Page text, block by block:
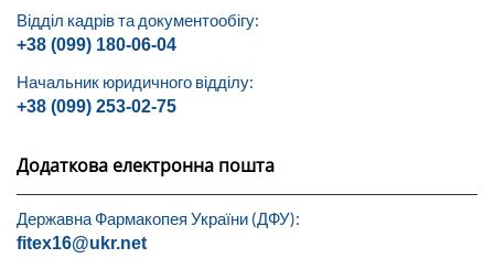
Відділ кадрів та документообігу:
+38 (099) 180-06-04
Начальник юридичного відділу:
+38 (099) 253-02-75
Додаткова електронна пошта
Державна Фармакопея України (ДФУ):
fitex16@ukr.net